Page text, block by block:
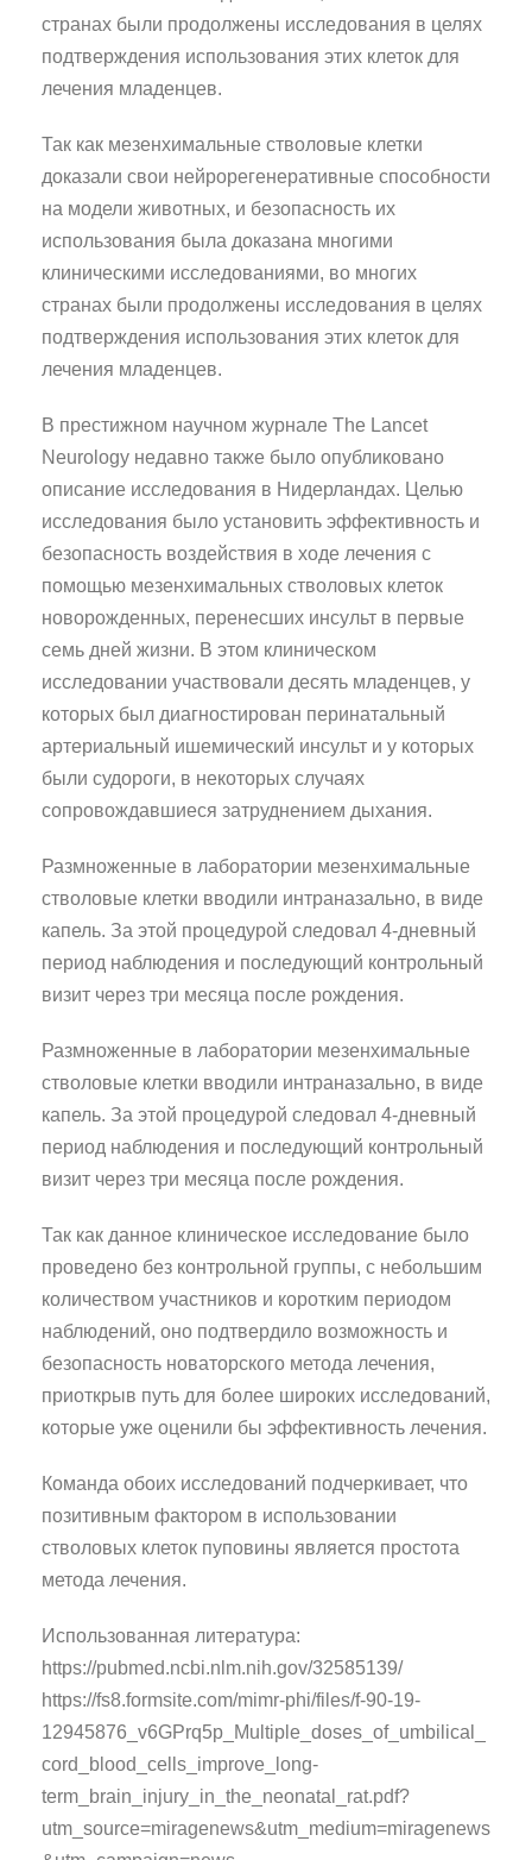
странах были продолжены исследования в целях
подтверждения использования этих клеток для
лечения младенцев.
Так как мезенхимальные стволовые клетки
доказали свои нейрорегенеративные способности
на модели животных, и безопасность их
использования была доказана многими
клиническими исследованиями, во многих
странах были продолжены исследования в целях
подтверждения использования этих клеток для
лечения младенцев.
В престижном научном журнале The Lancet
Neurology недавно также было опубликовано
описание исследования в Нидерландах. Целью
исследования было установить эффективность и
безопасность воздействия в ходе лечения с
помощью мезенхимальных стволовых клеток
новорожденных, перенесших инсульт в первые
семь дней жизни. В этом клиническом
исследовании участвовали десять младенцев, у
которых был диагностирован перинатальный
артериальный ишемический инсульт и у которых
были судороги, в некоторых случаях
сопровождавшиеся затруднением дыхания.
Размноженные в лаборатории мезенхимальные
стволовые клетки вводили интраназально, в виде
капель. За этой процедурой следовал 4-дневный
период наблюдения и последующий контрольный
визит через три месяца после рождения.
Размноженные в лаборатории мезенхимальные
стволовые клетки вводили интраназально, в виде
капель. За этой процедурой следовал 4-дневный
период наблюдения и последующий контрольный
визит через три месяца после рождения.
Так как данное клиническое исследование было
проведено без контрольной группы, с небольшим
количеством участников и коротким периодом
наблюдений, оно подтвердило возможность и
безопасность новаторского метода лечения,
приоткрыв путь для более широких исследований,
которые уже оценили бы эффективность лечения.
Команда обоих исследований подчеркивает, что
позитивным фактором в использовании
стволовых клеток пуповины является простота
метода лечения.
Использованная литература:
https://pubmed.ncbi.nlm.nih.gov/32585139/
https://fs8.formsite.com/mimr-phi/files/f-90-19-
12945876_v6GPrq5p_Multiple_doses_of_umbilical_
cord_blood_cells_improve_long-
term_brain_injury_in_the_neonatal_rat.pdf?
utm_source=miragenews&utm_medium=miragenews